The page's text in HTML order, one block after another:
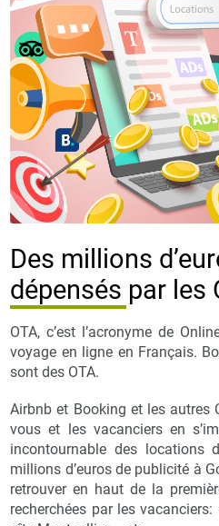
Des millions
dépensés par les
OTA, c’est l’acronyme de
voyage en ligne en Français.
sont des OTA.
Airbnb et Booking et les autres
vous et les vacanciers en
incontournable des locations
millions d’euros de publicité à
retrouver en haut de la
recherchées par les